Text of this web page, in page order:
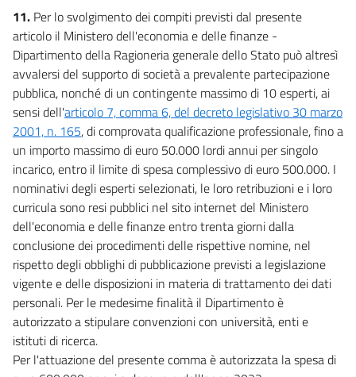
11. Per lo svolgimento dei compiti previsti dal presente
articolo il Ministero dell'economia e delle finanze -
Dipartimento della Ragioneria generale dello Stato può altresì
avvalersi del supporto di società a prevalente partecipazione
pubblica, nonché di un contingente massimo di 10 esperti, ai
sensi dell'articolo 7, comma 6, del decreto legislativo 30 marzo
2001, n. 165, di comprovata qualificazione professionale, fino a
un importo massimo di euro 50.000 lordi annui per singolo
incarico, entro il limite di spesa complessivo di euro 500.000. I
nominativi degli esperti selezionati, le loro retribuzioni e i loro
curricula sono resi pubblici nel sito internet del Ministero
dell'economia e delle finanze entro trenta giorni dalla
conclusione dei procedimenti delle rispettive nomine, nel
rispetto degli obblighi di pubblicazione previsti a legislazione
vigente e delle disposizioni in materia di trattamento dei dati
personali. Per le medesime finalità il Dipartimento è
autorizzato a stipulare convenzioni con università, enti e
istituti di ricerca.
Per l'attuazione del presente comma è autorizzata la spesa di